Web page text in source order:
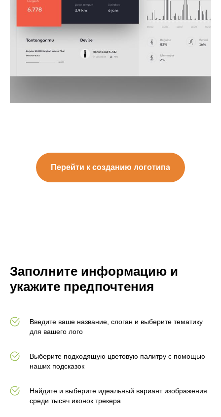
Перейти к созданию логотипа
Заполните информацию и
укажите предпочтения
Введите ваше название, слоган и выберите тематику
для вашего лого
Выберите подходящую цветовую палитру с помощью
наших подсказок
Найдите и выберите идеальный вариант изображения
среди тысяч иконок трекера